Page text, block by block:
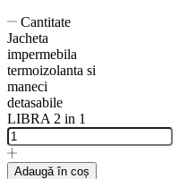
Cantitate
Jacheta
impermebila
termoizolanta si
maneci
detasabile
LIBRA 2 in 1
Adaugă în coș